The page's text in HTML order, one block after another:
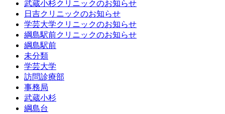
武蔵小杉クリニックのお知らせ
日吉クリニックのお知らせ
学芸大学クリニックのお知らせ
綱島駅前クリニックのお知らせ
綱島駅前
未分類
学芸大学
訪問診療部
事務局
武蔵小杉
綱島台